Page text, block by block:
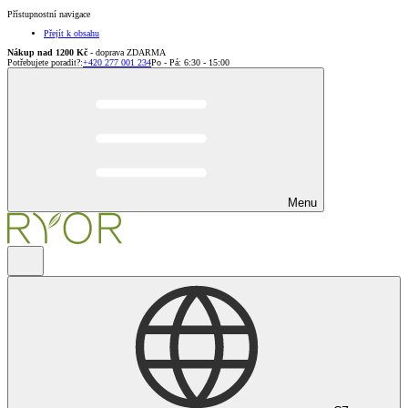
Přístupnostní navigace
Přejít k obsahu
Nákup nad 1200 Kč - doprava ZDARMA
Potřebujete poradit?:+420 277 001 234Po - Pá: 6:30 - 15:00
Menu